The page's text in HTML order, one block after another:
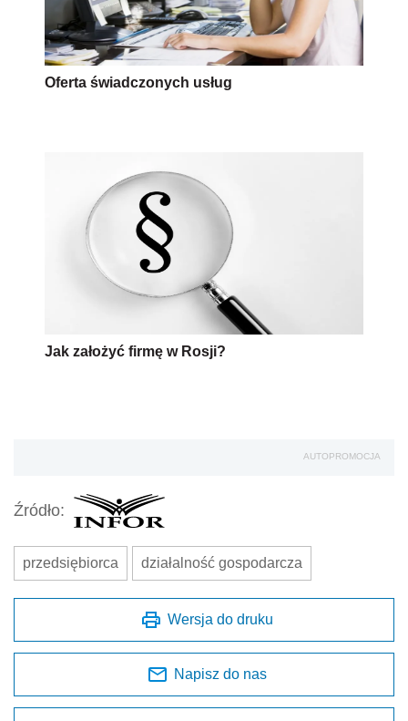
Oferta świadczonych usług
Jak założyć firmę w Rosji?
AUTOPROMOCJA
Źródło:
przedsiębiorca działalność gospodarcza
Wersja do druku
Napisz do nas